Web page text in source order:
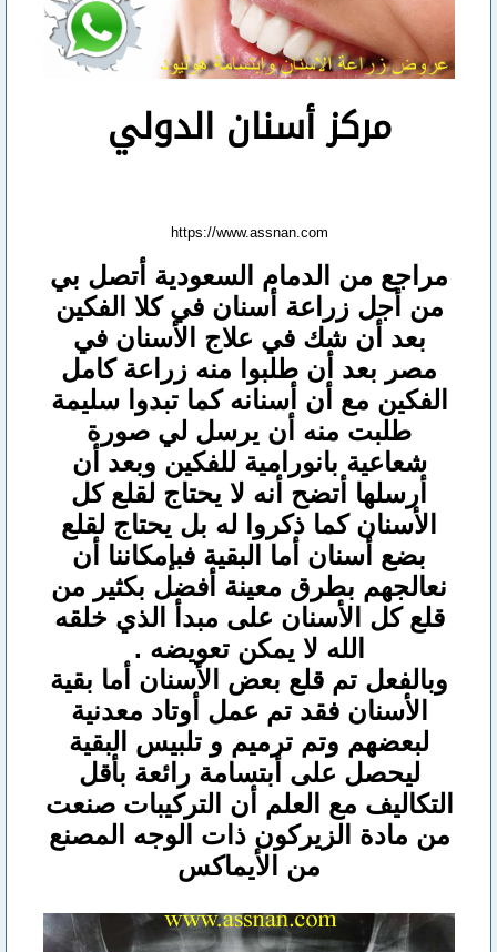
مركز أسنان الدولي
https://www.assnan.com
مراجع من الدمام السعودية أتصل بي
من أجل زراعة أسنان في كلا الفكين
بعد أن شك في علاج الأسنان في
مصر بعد أن طلبوا منه زراعة كامل
الفكين مع أن أسنانه كما تبدوا سليمة
طلبت منه أن يرسل لي صورة
شعاعية بانورامية للفكين وبعد أن
أرسلها أتضح أنه لا يحتاج لقلع كل
الأسنان كما ذكروا له بل يحتاج لقلع
بضع أسنان أما البقية فبإمكاننا أن
نعالجهم بطرق معينة أفضل بكثير من
قلع كل الأسنان على مبدأ الذي خلقه
الله لا يمكن تعويضه .
وبالفعل تم قلع بعض الأسنان أما بقية
الأسنان فقد تم عمل أوتاد معدنية
لبعضهم وتم ترميم و تلبيس البقية
ليحصل على أبتسامة رائعة بأقل
التكاليف مع العلم أن التركيبات صنعت
من مادة الزيركون ذات الوجه المصنع
من الأيماكس